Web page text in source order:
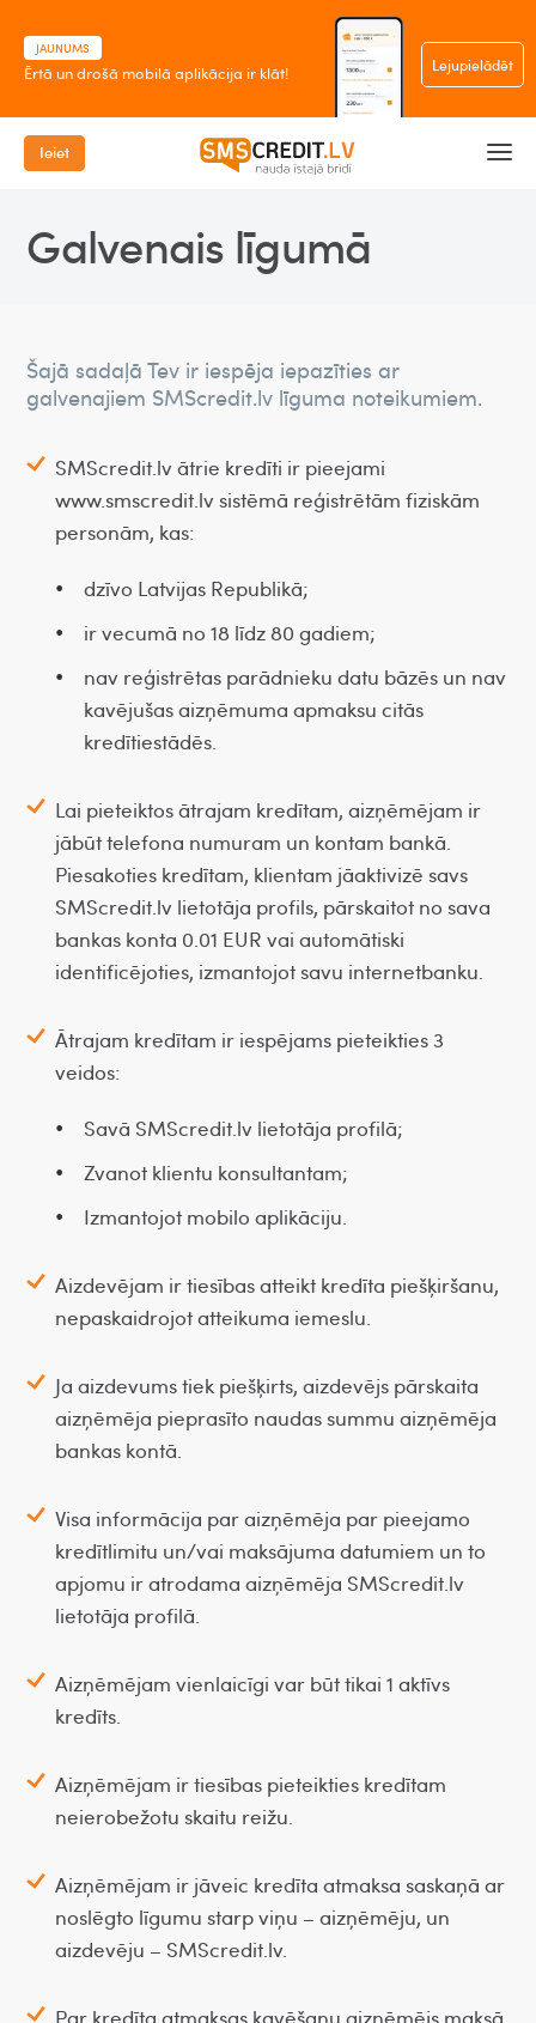
JAUNUMS
Ērtā un drošā mobilā aplikācija ir klāt! Lejupielādēt
Ieiet
Galvenais līgumā
Šajā sadaļā Tev ir iespēja iepazīties ar
galvenajiem SMScredit.lv līguma noteikumiem.
SMScredit.lv ātrie kredīti ir pieejami
www.smscredit.lv sistēmā reģistrētām fiziskām
personām, kas:
• dzīvo Latvijas Republikā;
• ir vecumā no 18 līdz 80 gadiem;
•
nav reģistrētas parādnieku datu bāzēs un nav
kavējušas aizņēmuma apmaksu citās
kredītiestādēs.
Lai pieteiktos ātrajam kredītam, aizņēmējam ir
jābūt telefona numuram un kontam bankā.
Piesakoties kredītam, klientam jāaktivizē savs
SMScredit.lv lietotāja profils, pārskaitot no sava
bankas konta 0.01 EUR vai automātiski
identificējoties, izmantojot savu internetbanku.
Ātrajam kredītam ir iespējams pieteikties 3
veidos:
• Savā SMScredit.lv lietotāja profilā;
• Zvanot klientu konsultantam;
• Izmantojot mobilo aplikāciju.
Aizdevējam ir tiesības atteikt kredīta piešķiršanu,
nepaskaidrojot atteikuma iemeslu.
Ja aizdevums tiek piešķirts, aizdevējs pārskaita
aizņēmēja pieprasīto naudas summu aizņēmēja
bankas kontā.
Visa informācija par aizņēmēja par pieejamo
kredītlimitu un/vai maksājuma datumiem un to
apjomu ir atrodama aizņēmēja SMScredit.lv
lietotāja profilā.
Aizņēmējam vienlaicīgi var būt tikai 1 aktīvs
kredīts.
Aizņēmējam ir tiesības pieteikties kredītam
neierobežotu skaitu reižu.
Aizņēmējam ir jāveic kredīta atmaksa saskaņā ar
noslēgto līgumu starp viņu – aizņēmēju, un
aizdevēju – SMScredit.lv.